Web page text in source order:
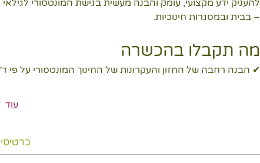
– בבית ובמסגרות חינוכיות.
מה תקבלו בהכשרה
✔ הבנה רחבה של החזון והעקרונות של החינוך המונטסורי על פי
עוד